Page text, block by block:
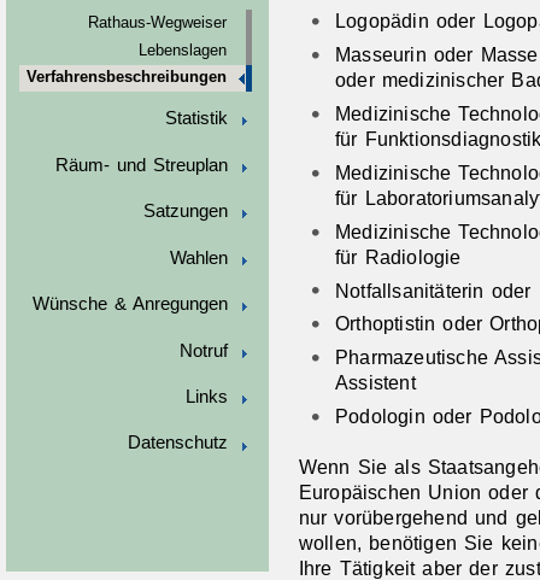
Rathaus-Wegweiser
Lebenslagen
Verfahrensbeschreibungen
Statistik
Räum- und Streuplan
Satzungen
Wahlen
Wünsche & Anregungen
Notruf
Links
Datenschutz
Logopädin oder
Masseurin oder
oder medizinischer
Medizinische
für
Medizinische
für
Medizinische
für Radiologie
Notfallsanitäterin oder
Orthoptistin oder
Pharmazeutische
Assistent
Podologin oder
Wenn Sie als
Europäischen Union oder
nur vorübergehend und
wollen, benötigen Sie
Ihre Tätigkeit aber der